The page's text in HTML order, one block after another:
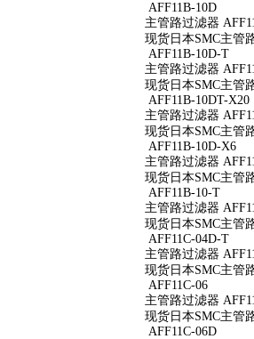
AFF11B-10D
主管路过滤器
现货日本SMC主管
AFF11B-10D-T
主管路过滤器
现货日本SMC主管
AFF11B-10DT-X20
主管路过滤器
现货日本SMC主管
AFF11B-10D-X6
主管路过滤器
现货日本SMC主管
AFF11B-10-T
主管路过滤器
现货日本SMC主管
AFF11C-04D-T
主管路过滤器
现货日本SMC主管
AFF11C-06
主管路过滤器
现货日本SMC主管
AFF11C-06D